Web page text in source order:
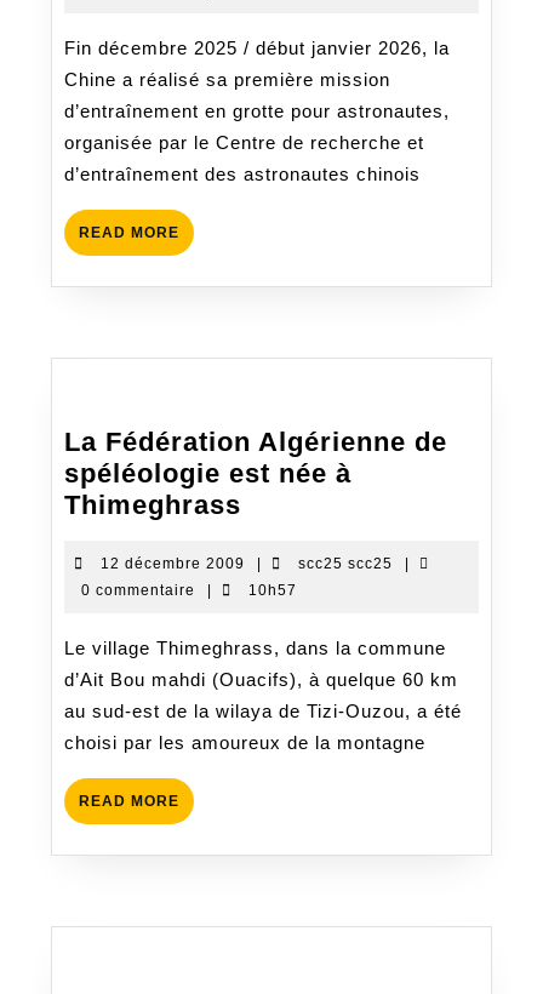
pour
préparer
la
Lune
Fin décembre 2025 / début janvier 2026, la
Chine a réalisé sa première mission
d’entraînement en grotte pour astronautes,
organisée par le Centre de recherche et
d’entraînement des astronautes chinois
READ MORE READ
MORE
La Fédération Algérienne de
spéléologie est née à
Thimeghrass
Algérienne
de
est
née
à
Thimeghrass
12 décembre 2009
12
décembre
scc25 scc25
scc25
0 commentaire
10h57
Le village Thimeghrass, dans la commune
d’Ait Bou mahdi (Ouacifs), à quelque 60 km
au sud-est de la wilaya de Tizi-Ouzou, a été
choisi par les amoureux de la montagne
READ MORE READ
MORE